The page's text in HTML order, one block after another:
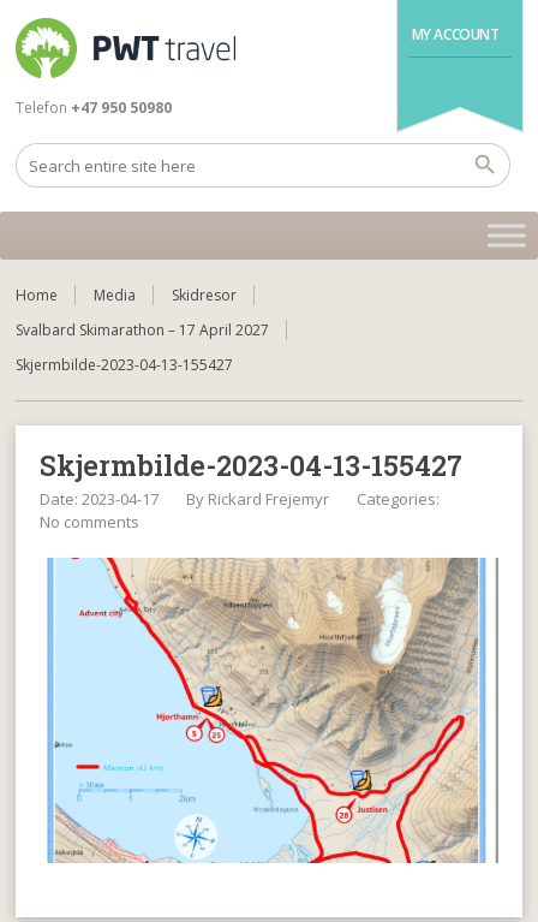
MY ACCOUNT
Telefon +47 950 50980
Home Media
Skidresor
Svalbard Skimarathon – 17 April 2027
Skjermbilde-2023-04-13-155427
Skjermbilde-2023-04-13-155427
Date: 2023-04-17 By Rickard Frejemyr
Categories:
No comments